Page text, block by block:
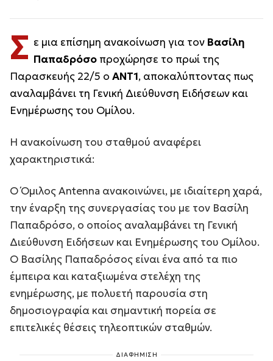
Σ ε μια επίσημη ανακοίνωση για τον Βασίλη
Παπαδρόσοπροχώρησε το πρωί της
Παρασκευής 22/5 ο ΑΝΤ1, αποκαλύπτοντας πως
αναλαμβάνει τη Γενική Διεύθυνση Ειδήσεων και
Ενημέρωσης του Ομίλου.
Η ανακοίνωση του σταθμού αναφέρει
χαρακτηριστικά:
Ο Όμιλος Antenna ανακοινώνει, με ιδιαίτερη χαρά,
την έναρξη της συνεργασίας του με τον Βασίλη
Παπαδρόσο, ο οποίος αναλαμβάνει τη Γενική
Διεύθυνση Ειδήσεων και Ενημέρωσης του Ομίλου.
Ο Βασίλης Παπαδρόσος είναι ένα από τα πιο
έμπειρα και καταξιωμένα στελέχη της
ενημέρωσης, με πολυετή παρουσία στη
δημοσιογραφία και σημαντική πορεία σε
επιτελικές θέσεις τηλεοπτικών σταθμών.
ΔΙΑΦΗΜΙΣΗ